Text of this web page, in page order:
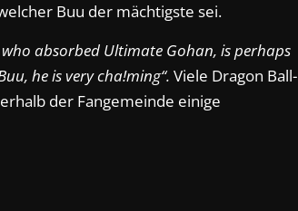
Buu der mächtigste sei.
absorbed Ultimate Gohan, is perhaps
he is very cha!ming“. Viele Dragon Ball-
der Fangemeinde einige